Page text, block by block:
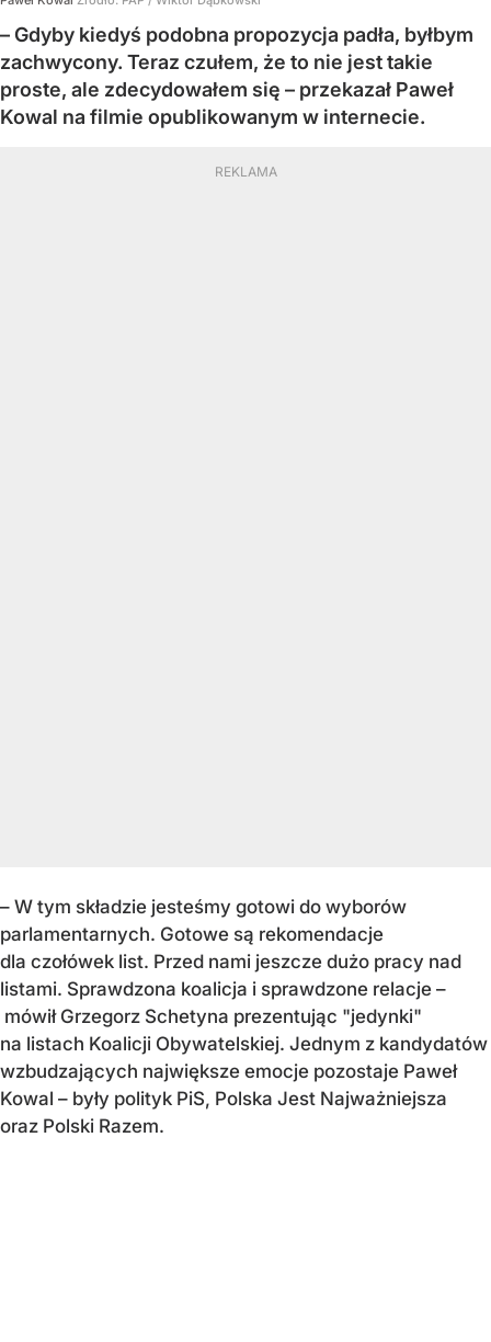
– Gdyby kiedyś podobna propozycja padła, byłbym
zachwycony. Teraz czułem, że to nie jest takie
proste, ale zdecydowałem się – przekazał Paweł
Kowal na filmie opublikowanym w internecie.
– W tym składzie jesteśmy gotowi do wyborów
parlamentarnych. Gotowe są rekomendacje
dla czołówek list. Przed nami jeszcze dużo pracy nad
listami. Sprawdzona koalicja i sprawdzone relacje –
mówił Grzegorz Schetyna prezentując "jedynki"
na listach Koalicji Obywatelskiej. Jednym z kandydatów
wzbudzających największe emocje pozostaje Paweł
Kowal – były polityk PiS, Polska Jest Najważniejsza
oraz Polski Razem.